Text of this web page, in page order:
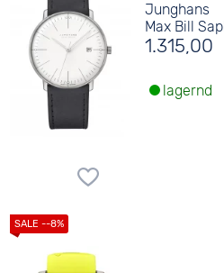
Junghans
Max Bill
1.315,00
lagernd